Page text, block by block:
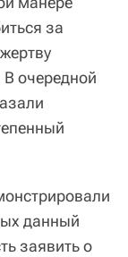
за
очередной
данный
заявить о